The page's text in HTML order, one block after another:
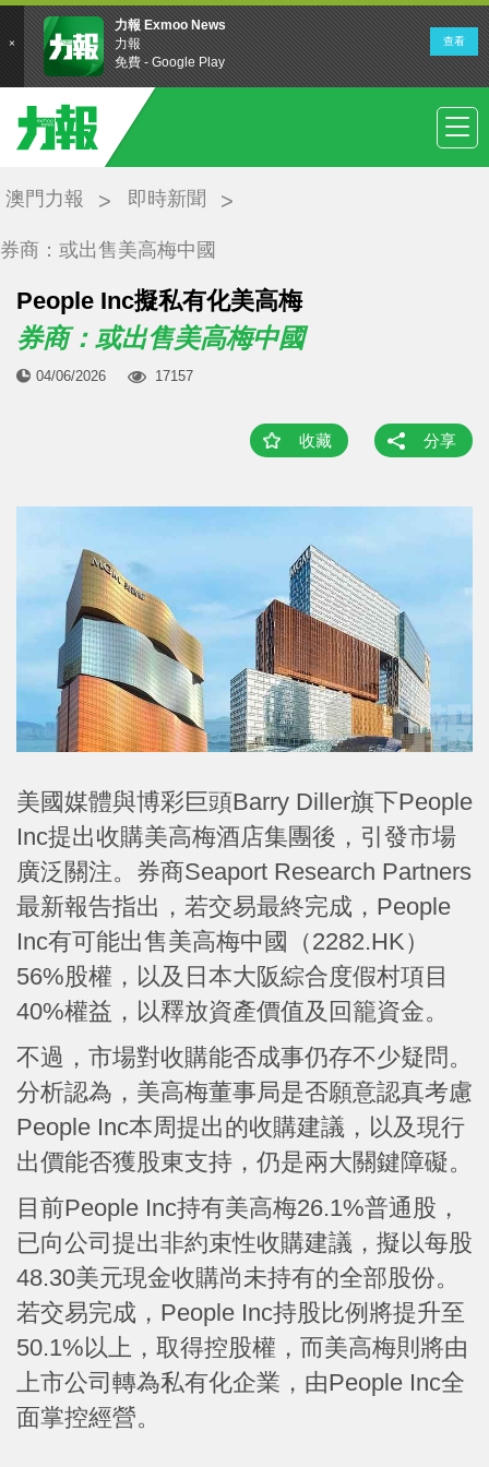
澳門力報 即時新聞
券商：或出售美高梅中國
People Inc擬私有化美高梅
券商：或出售美高梅中國
04/06/2026 17157
收藏 分享
美國媒體與博彩巨頭Barry Diller旗下People
Inc提出收購美高梅酒店集團後，引發市場
廣泛關注。券商Seaport Research Partners
最新報告指出，若交易最終完成，People
Inc有可能出售美高梅中國（2282.HK）
56%股權，以及日本大阪綜合度假村項目
40%權益，以釋放資產價值及回籠資金。
不過，市場對收購能否成事仍存不少疑問。
分析認為，美高梅董事局是否願意認真考慮
People Inc本周提出的收購建議，以及現行
出價能否獲股東支持，仍是兩大關鍵障礙。
目前People Inc持有美高梅26.1%普通股，
已向公司提出非約束性收購建議，擬以每股
48.30美元現金收購尚未持有的全部股份。
若交易完成，People Inc持股比例將提升至
50.1%以上，取得控股權，而美高梅則將由
上市公司轉為私有化企業，由People Inc全
面掌控經營。